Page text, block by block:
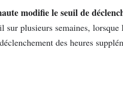
modifie le seuil de
plusieurs semaines, lorsque
des heures